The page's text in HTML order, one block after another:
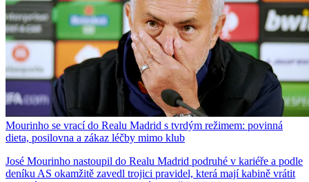
Mourinho se vrací do Realu Madrid s tvrdým režimem: povinná
dieta, posilovna a zákaz léčby mimo klub
José Mourinho nastoupil do Realu Madrid podruhé v kariéře a podle
deníku AS okamžitě zavedl trojici pravidel, která mají kabině vrátit